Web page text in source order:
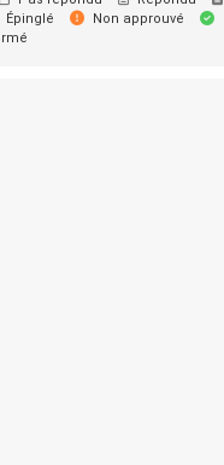
Épinglé Non approuvé